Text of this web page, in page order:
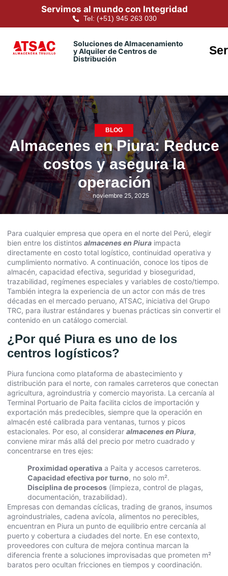
Servimos al mundo con Integridad
Tel: (+51) 945 263 030
Soluciones de Almacenamiento
y Alquiler de Centros de
Distribución
BLOG
Almacenes en Piura: Reduce
costos y asegura la
operación
noviembre 25, 2025
Para cualquier empresa que opera en el norte del Perú, elegir
bien entre los distintos almacenes en Piura impacta
directamente en costo total logístico, continuidad operativa y
cumplimiento normativo. A continuación, conoce los tipos de
almacén, capacidad efectiva, seguridad y bioseguridad,
trazabilidad, regímenes especiales y variables de costo/tiempo.
También integra la experiencia de un actor con más de tres
décadas en el mercado peruano, ATSAC, iniciativa del Grupo
TRC, para ilustrar estándares y buenas prácticas sin convertir el
contenido en un catálogo comercial.
¿Por qué Piura es uno de los
centros logísticos?
Piura funciona como plataforma de abastecimiento y
distribución para el norte, con ramales carreteros que conectan
agricultura, agroindustria y comercio mayorista. La cercanía al
Terminal Portuario de Paita facilita ciclos de importación y
exportación más predecibles, siempre que la operación en
almacén esté calibrada para ventanas, turnos y picos
estacionales. Por eso, al considerar almacenes en Piura,
conviene mirar más allá del precio por metro cuadrado y
concentrarse en tres ejes:
Proximidad operativa a Paita y accesos carreteros.
Capacidad efectiva por turno, no solo m².
Disciplina de procesos (limpieza, control de plagas,
documentación, trazabilidad).
Empresas con demandas cíclicas, trading de granos, insumos
agroindustriales, cadena avícola, alimentos no perecibles,
encuentran en Piura un punto de equilibrio entre cercanía al
puerto y cobertura a ciudades del norte. En ese contexto,
proveedores con cultura de mejora continua marcan la
diferencia frente a soluciones improvisadas que prometen m²
baratos pero ocultan fricciones en tiempos y coordinación.